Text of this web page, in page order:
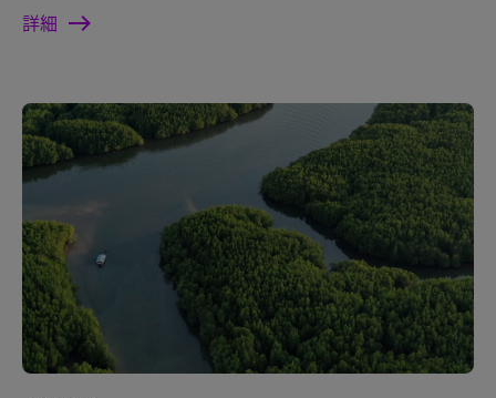
詳細